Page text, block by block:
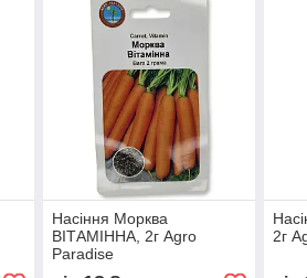
Насіння Морква
ВІТАМІННА, 2г Agro
Paradise
2г